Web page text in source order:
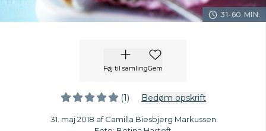
31-60 MIN.
Føj til samlingGem
(1) Bedøm opskrift
31. maj 2018 af Camilla Biesbjerg Markussen